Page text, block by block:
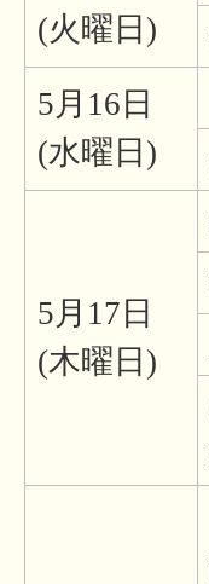
(火曜日)
5月16日
(水曜日)
5月17日
(木曜日)